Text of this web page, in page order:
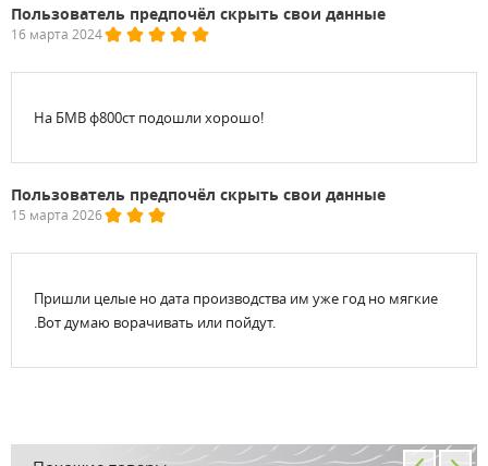
Пользователь предпочёл скрыть свои данные
16 марта 2024
На БМВ ф800ст подошли хорошо!
Пользователь предпочёл скрыть свои данные
15 марта 2026
Пришли целые но дата производства им уже год но мягкие
.Вот думаю ворачивать или пойдут.